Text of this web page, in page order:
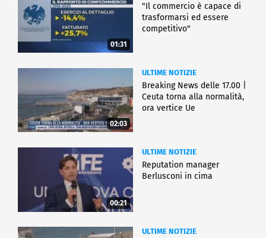
01:31
"Il commercio è capace di
trasformarsi ed essere
competitivo"
02:03
ULTIME NOTIZIE
Breaking News delle 17.00 |
Ceuta torna alla normalità,
ora vertice Ue
00:21
ULTIME NOTIZIE
Reputation manager
Berlusconi in cima
ULTIME NOTIZIE